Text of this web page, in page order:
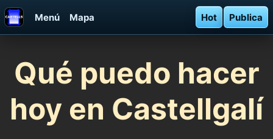
Menú Mapa Hot Publica
Qué puedo hacer
hoy en Castellgalí